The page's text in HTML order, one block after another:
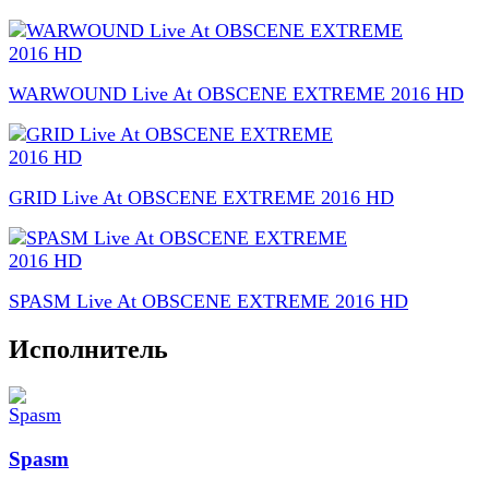
WARWOUND Live At OBSCENE EXTREME 2016 HD
GRID Live At OBSCENE EXTREME 2016 HD
SPASM Live At OBSCENE EXTREME 2016 HD
Исполнитель
Spasm